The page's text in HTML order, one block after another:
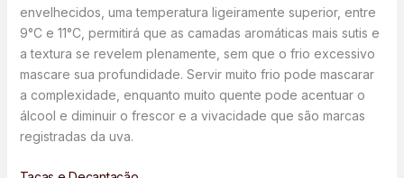
envelhecidos, uma temperatura ligeiramente superior, entre
9°C e 11°C, permitirá que as camadas aromáticas mais sutis e
a textura se revelem plenamente, sem que o frio excessivo
mascare sua profundidade. Servir muito frio pode mascarar
a complexidade, enquanto muito quente pode acentuar o
álcool e diminuir o frescor e a vivacidade que são marcas
registradas da uva.